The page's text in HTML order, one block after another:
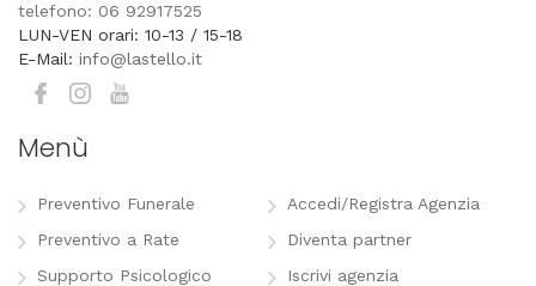
telefono: 06 92917525
LUN-VEN orari: 10-13 / 15-18
E-Mail: info@lastello.it
Menù
Preventivo Funerale
Preventivo a Rate
Supporto Psicologico
Accedi/Registra Agenzia
Diventa partner
Iscrivi agenzia